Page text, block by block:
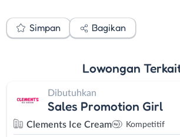
Simpan Bagikan
Lowongan
Dibutuhkan
Sales Promotion Girl
Clements Ice Cream Kompetitif